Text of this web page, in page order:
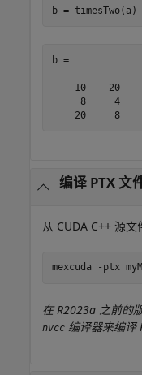
b = timesTwo(a)
b =
10    20
8     4
编译 PTX 文
从 CUDA C++ 源文
mexcuda -ptx
在 R2023a 之前的
nvcc 编译器来编译